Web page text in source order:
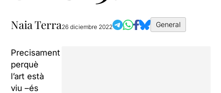
Naia Terra26 diciembre 2022 General
Precisament
perquè
l’art està
viu –és